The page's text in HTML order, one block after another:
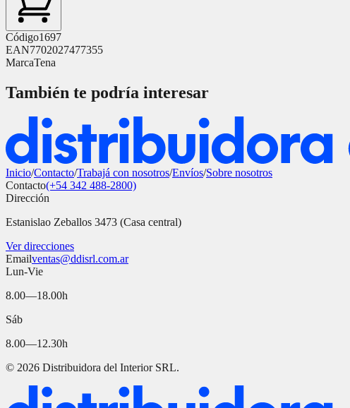
Código1697
EAN7702027477355
MarcaTena
También te podría interesar
Inicio/Contacto/Trabajá con nosotros/Envíos/Sobre nosotros
Contacto(+54 342 488-2800)
Dirección
Estanislao Zeballos 3473 (Casa central)
Ver direcciones
Emailventas@ddisrl.com.ar
Lun-Vie
8.00—18.00h
Sáb
8.00—12.30h
© 2026 Distribuidora del Interior SRL.